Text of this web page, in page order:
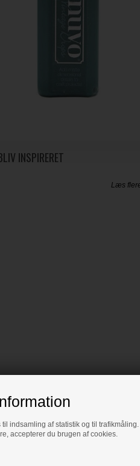
indsamling af statistik og til
accepterer du brugen af cookies.
INSPIRERET
Læs